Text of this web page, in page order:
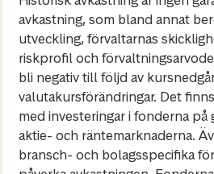
avkastning, som bland annat
utveckling, förvaltarnas
riskprofil och
bli negativ till följd av
valutakursförändringar. Det
med investeringar i fonderna
aktie- och räntemarknaderna.
bransch- och bolagsspecifika